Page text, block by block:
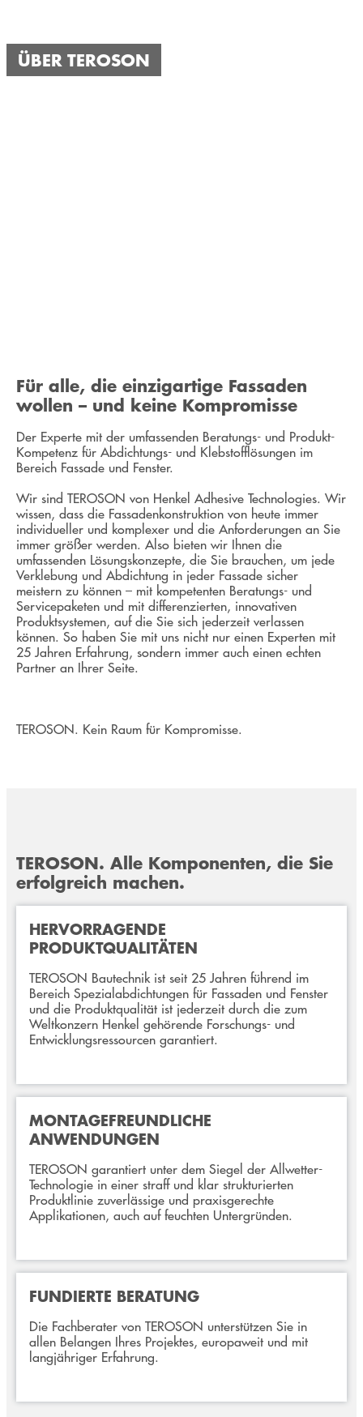
ÜBER TEROSON
Für alle, die einzigartige Fassaden
wollen – und keine Kompromisse
Der Experte mit der umfassenden Beratungs- und Produkt-
Kompetenz für Abdichtungs- und Klebstofflösungen im
Bereich Fassade und Fenster.
Wir sind TEROSON von Henkel Adhesive Technologies. Wir
wissen, dass die Fassadenkonstruktion von heute immer
individueller und komplexer und die Anforderungen an Sie
immer größer werden. Also bieten wir Ihnen die
umfassenden Lösungskonzepte, die Sie brauchen, um jede
Verklebung und Abdichtung in jeder Fassade sicher
meistern zu können – mit kompetenten Beratungs- und
Servicepaketen und mit differenzierten, innovativen
Produktsystemen, auf die Sie sich jederzeit verlassen
können. So haben Sie mit uns nicht nur einen Experten mit
25 Jahren Erfahrung, sondern immer auch einen echten
Partner an Ihrer Seite.
TEROSON. Kein Raum für Kompromisse.
TEROSON. Alle Komponenten, die Sie
erfolgreich machen.
HERVORRAGENDE
PRODUKTQUALITÄTEN
TEROSON Bautechnik ist seit 25 Jahren führend im
Bereich Spezialabdichtungen für Fassaden und Fenster
und die Produktqualität ist jederzeit durch die zum
Weltkonzern Henkel gehörende Forschungs- und
Entwicklungsressourcen garantiert.
MONTAGEFREUNDLICHE
ANWENDUNGEN
TEROSON garantiert unter dem Siegel der Allwetter-
Technologie in einer straff und klar strukturierten
Produktlinie zuverlässige und praxisgerechte
Applikationen, auch auf feuchten Untergründen.
FUNDIERTE BERATUNG
Die Fachberater von TEROSON unterstützen Sie in
allen Belangen Ihres Projektes, europaweit und mit
langjähriger Erfahrung.